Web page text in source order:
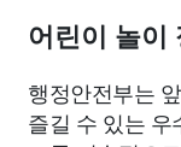
어린이 놀이
행정안전부는
즐길 수 있는